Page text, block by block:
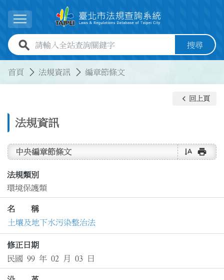
展開選單
全站查詢關鍵字欄位 搜尋
首頁 法規資訊 編章節條文
法規資訊
keyboard_arrow_left 回上頁
中央編章節條文 text_rotate_vertical print
法規類別
環境保護類
名 稱
土壤及地下水污染整治法
修正日期
民國 99 年 02 月 03 日